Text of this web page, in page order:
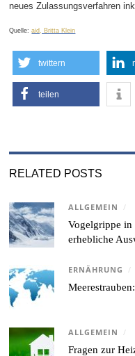
neues Zulassungsverfahren
Quelle:aid, Britta Klein
twittern
teilen
RELATED POSTS
ALLGEMEIN /
Vogelgrippe in
erhebliche
ERNÄHRUNG /
ALLGEMEIN /
Fragen zur